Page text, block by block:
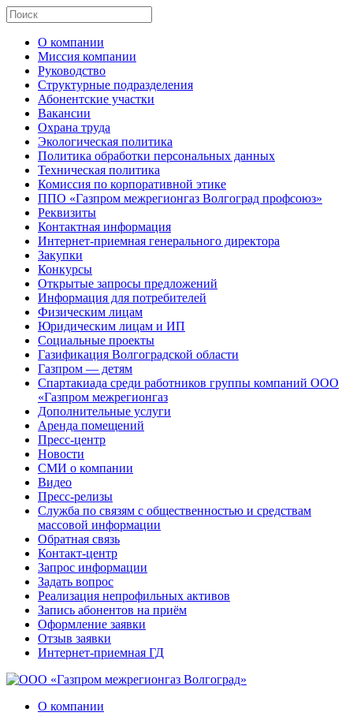
О компании
Миссия компании
Руководство
Структурные подразделения
Абонентские участки
Вакансии
Охрана труда
Экологическая политика
Политика обработки персональных данных
Техническая политика
Комиссия по корпоративной этике
ППО «Газпром межрегионгаз Волгоград профсоюз»
Реквизиты
Контактная информация
Интернет-приемная генерального директора
Закупки
Конкурсы
Открытые запросы предложений
Информация для потребителей
Физическим лицам
Юридическим лицам и ИП
Социальные проекты
Газификация Волгоградской области
Газпром — детям
Спартакиада среди работников группы компаний ООО
«Газпром межрегионгаз
Дополнительные услуги
Аренда помещений
Пресс-центр
Новости
СМИ о компании
Видео
Пресс-релизы
Служба по связям с общественностью и средствам
массовой информации
Обратная связь
Контакт-центр
Запрос информации
Задать вопрос
Реализация непрофильных активов
Запись абонентов на приём
Оформление заявки
Отзыв заявки
Интернет-приемная ГД
О компании